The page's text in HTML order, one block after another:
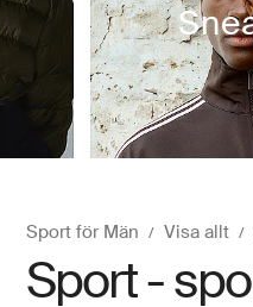
Sport för Män Visa allt
Sport -